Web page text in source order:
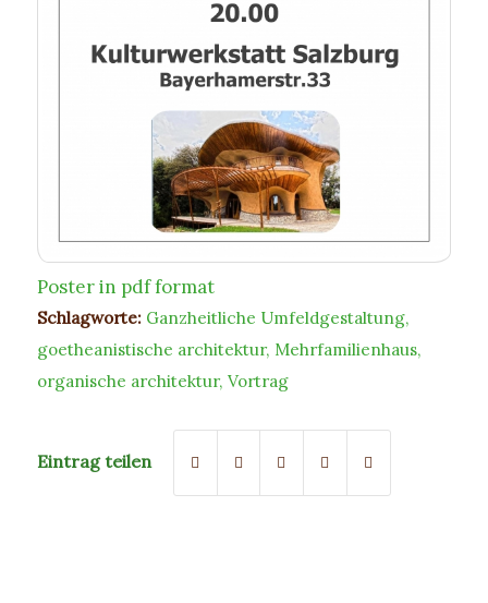
Poster in pdf format
Schlagworte: Ganzheitliche Umfeldgestaltung,
goetheanistische architektur, Mehrfamilienhaus,
organische architektur, Vortrag
Eintrag teilen